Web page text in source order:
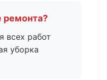
ремонта?
всех работ
уборка